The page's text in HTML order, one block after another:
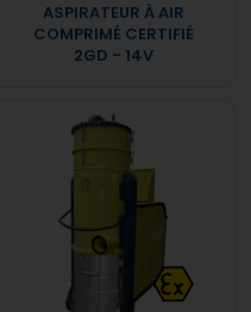
ASPIRATEUR À AIR
COMPRIMÉ CERTIFIÉ
2GD - 14V